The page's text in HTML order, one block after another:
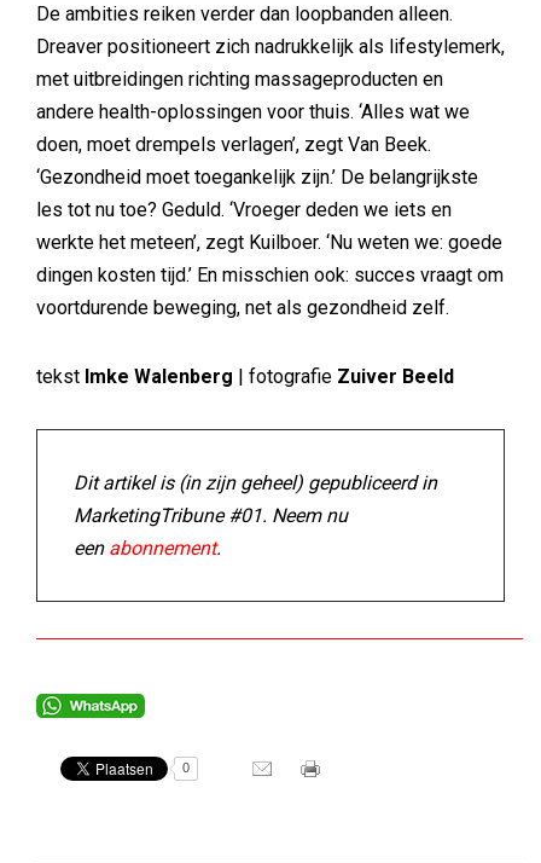
De ambities reiken verder dan loopbanden alleen.
Dreaver positioneert zich nadrukkelijk als lifestylemerk,
met uitbreidingen richting massageproducten en
andere health-oplossingen voor thuis. ‘Alles wat we
doen, moet drempels verlagen’, zegt Van Beek.
‘Gezondheid moet toegankelijk zijn.’ De belangrijkste
les tot nu toe? Geduld. ‘Vroeger deden we iets en
werkte het meteen’, zegt Kuilboer. ‘Nu weten we: goede
dingen kosten tijd.’ En misschien ook: succes vraagt om
voortdurende beweging, net als gezondheid zelf.
tekst Imke Walenberg | fotografie Zuiver Beeld
Dit artikel is (in zijn geheel) gepubliceerd in
MarketingTribune #01. Neem nu
een abonnement.
0